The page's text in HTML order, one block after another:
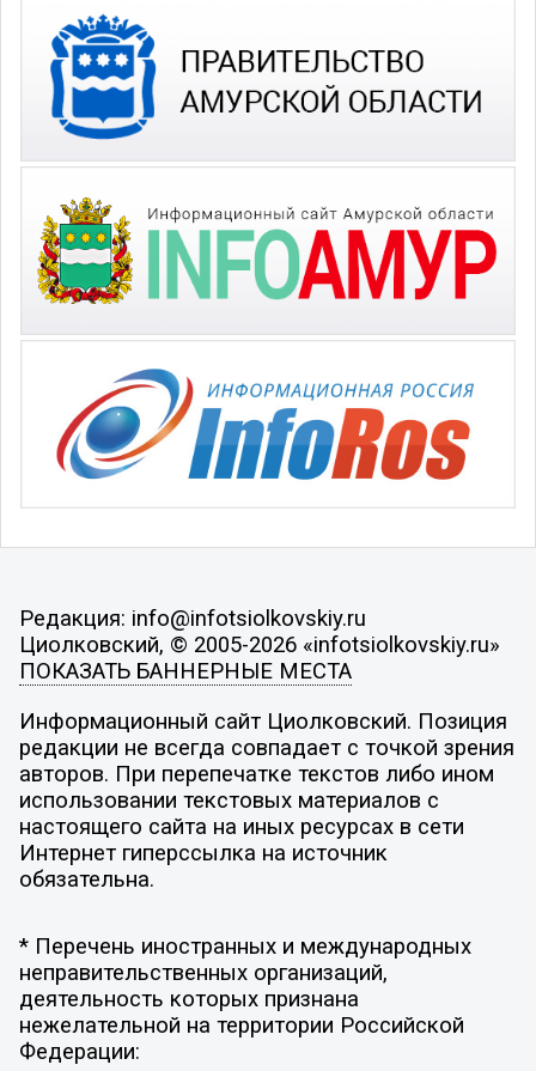
Редакция: info@infotsiolkovskiy.ru
Циолковский, © 2005-2026 «infotsiolkovskiy.ru»
ПОКАЗАТЬ БАННЕРНЫЕ МЕСТА
Информационный сайт Циолковский. Позиция
редакции не всегда совпадает с точкой зрения
авторов. При перепечатке текстов либо ином
использовании текстовых материалов с
настоящего сайта на иных ресурсах в сети
Интернет гиперссылка на источник
обязательна.
* Перечень иностранных и международных
неправительственных организаций,
деятельность которых признана
нежелательной на территории Российской
Федерации: